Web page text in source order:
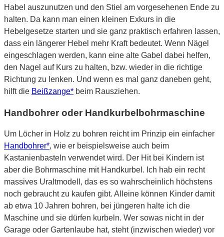
Habel auszunutzen und den Stiel am vorgesehenen Ende zu
halten. Da kann man einen kleinen Exkurs in die
Hebelgesetze starten und sie ganz praktisch erfahren lassen,
dass ein längerer Hebel mehr Kraft bedeutet. Wenn Nägel
eingeschlagen werden, kann eine alte Gabel dabei helfen,
den Nagel auf Kurs zu halten, bzw. wieder in die richtige
Richtung zu lenken. Und wenn es mal ganz daneben geht,
hilft die Beißzange* beim Rausziehen.
Handbohrer oder Handkurbelbohrmaschine
Um Löcher in Holz zu bohren reicht im Prinzip ein einfacher
Handbohrer*, wie er beispielsweise auch beim
Kastanienbasteln verwendet wird. Der Hit bei Kindern ist
aber die Bohrmaschine mit Handkurbel. Ich hab ein recht
massives Uraltmodell, das es so wahrscheinlich höchstens
noch gebraucht zu kaufen gibt. Alleine können Kinder damit
ab etwa 10 Jahren bohren, bei jüngeren halte ich die
Maschine und sie dürfen kurbeln. Wer sowas nicht in der
Garage oder Gartenlaube hat, steht (inzwischen wieder) vor